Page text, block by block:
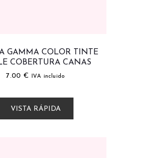
GAMMA COLOR TINTE
COBERTURA CANAS
7.00 € IVA incluido
VISTA RÁPIDA